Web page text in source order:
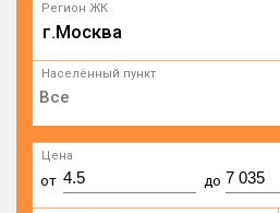
Регион ЖК
г.Москва
Населённый пункт
Цена
от до